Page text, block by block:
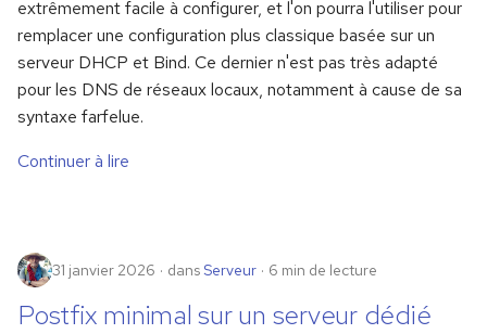
extrêmement facile à configurer, et l'on pourra l'utiliser pour
remplacer une configuration plus classique basée sur un
serveur DHCP et Bind. Ce dernier n'est pas très adapté
pour les DNS de réseaux locaux, notamment à cause de sa
syntaxe farfelue.
Continuer à lire
31 janvier 2026 dansServeur 6 min de lecture
Postfix minimal sur un serveur dédié